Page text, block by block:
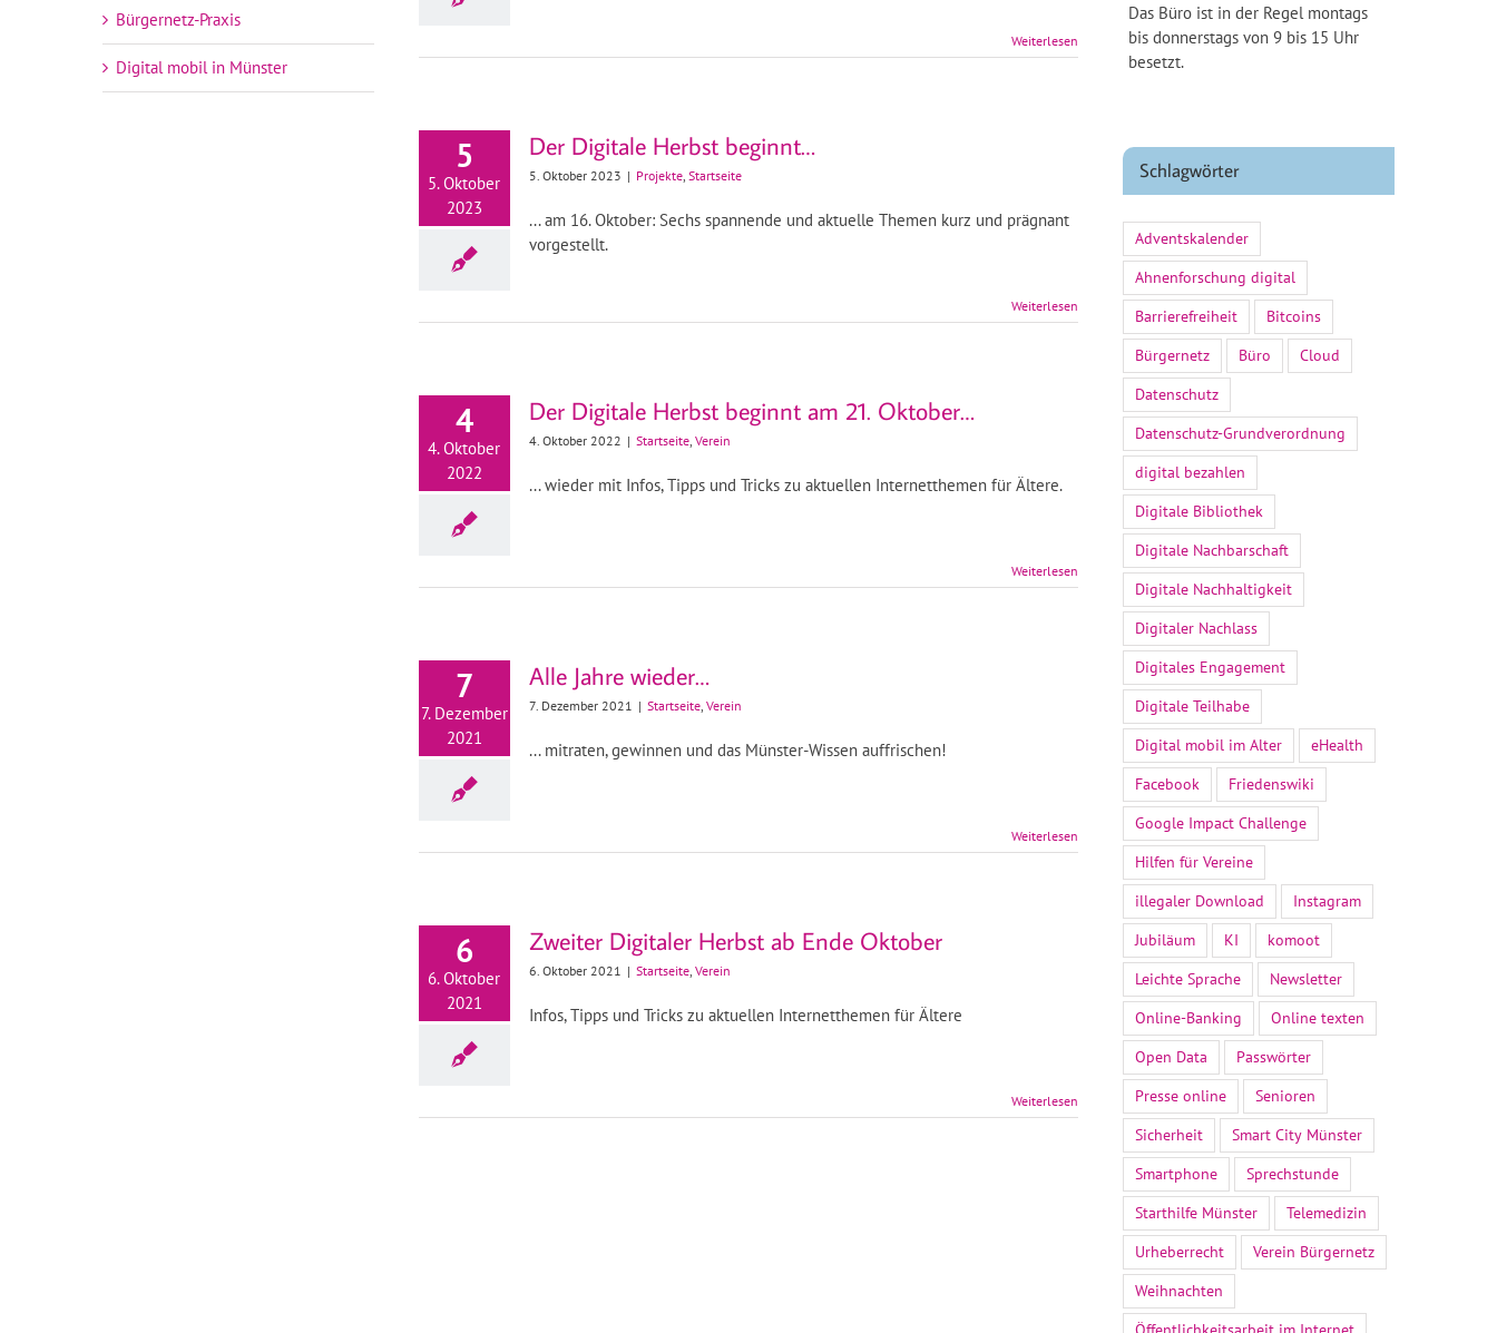
Weiterlesen
5
5. Oktober
2023
Der Digitale Herbst beginnt…
5. Oktober 2023 | Projekte, Startseite
... am 16. Oktober: Sechs spannende und aktuelle Themen kurz und prägnant
vorgestellt.
Weiterlesen
4
4. Oktober
2022
Der Digitale Herbst beginnt am 21. Oktober…
4. Oktober 2022 | Startseite, Verein
... wieder mit Infos, Tipps und Tricks zu aktuellen Internetthemen für Ältere.
Weiterlesen
7
7. Dezember
2021
Alle Jahre wieder…
7. Dezember 2021 | Startseite, Verein
... mitraten, gewinnen und das Münster-Wissen auffrischen!
Weiterlesen
6
6. Oktober
2021
Zweiter Digitaler Herbst ab Ende Oktober
6. Oktober 2021 | Startseite, Verein
Infos, Tipps und Tricks zu aktuellen Internetthemen für Ältere
Weiterlesen
Bürgernetz-Praxis
Digital mobil in Münster
Das Büro ist in der Regel montags
bis donnerstags von 9 bis 15 Uhr
besetzt.
Schlagwörter
Adventskalender
Ahnenforschung digital
Barrierefreiheit
Bitcoins
Bürgernetz
Büro
Cloud
Datenschutz
Datenschutz-Grundverordnung
digital bezahlen
Digitale Bibliothek
Digitale Nachbarschaft
Digitale Nachhaltigkeit
Digitaler Nachlass
Digitales Engagement
Digitale Teilhabe
Digital mobil im Alter
eHealth
Facebook
Friedenswiki
Google Impact Challenge
Hilfen für Vereine
illegaler Download
Instagram
Jubiläum
KI
komoot
Leichte Sprache
Newsletter
Online-Banking
Online texten
Open Data
Passwörter
Presse online
Senioren
Sicherheit
Smart City Münster
Smartphone
Sprechstunde
Starthilfe Münster
Telemedizin
Urheberrecht
Verein Bürgernetz
Weihnachten